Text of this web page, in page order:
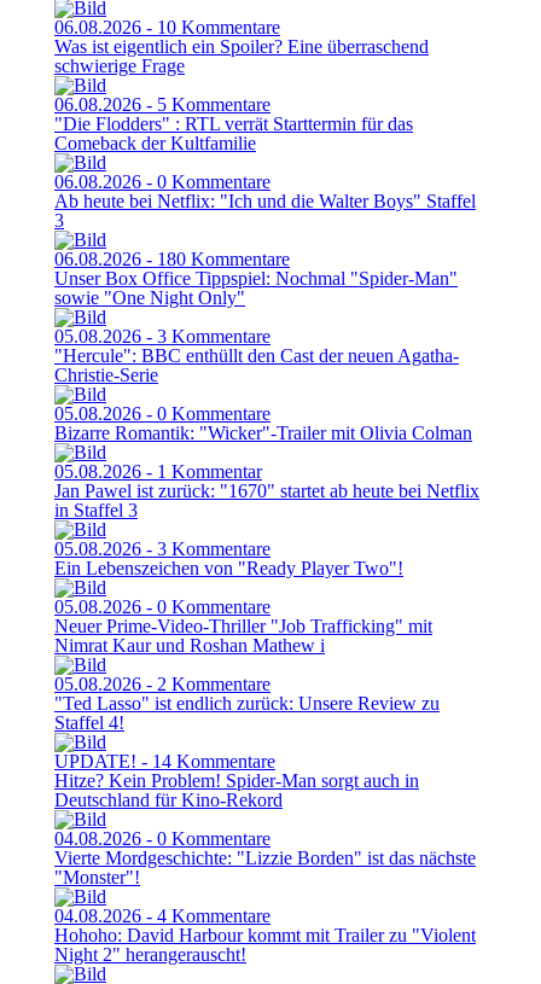
06.08.2026 - 10 Kommentare
Was ist eigentlich ein Spoiler? Eine überraschend
schwierige Frage
06.08.2026 - 5 Kommentare
"Die Flodders" : RTL verrät Starttermin für das
Comeback der Kultfamilie
06.08.2026 - 0 Kommentare
Ab heute bei Netflix: "Ich und die Walter Boys" Staffel
3
06.08.2026 - 180 Kommentare
Unser Box Office Tippspiel: Nochmal "Spider-Man"
sowie "One Night Only"
05.08.2026 - 3 Kommentare
"Hercule": BBC enthüllt den Cast der neuen Agatha-
Christie-Serie
05.08.2026 - 0 Kommentare
Bizarre Romantik: "Wicker"-Trailer mit Olivia Colman
05.08.2026 - 1 Kommentar
Jan Pawel ist zurück: "1670" startet ab heute bei Netflix
in Staffel 3
05.08.2026 - 3 Kommentare
Ein Lebenszeichen von "Ready Player Two"!
05.08.2026 - 0 Kommentare
Neuer Prime-Video-Thriller "Job Trafficking" mit
Nimrat Kaur und Roshan Mathew i
05.08.2026 - 2 Kommentare
"Ted Lasso" ist endlich zurück: Unsere Review zu
Staffel 4!
UPDATE! - 14 Kommentare
Hitze? Kein Problem! Spider-Man sorgt auch in
Deutschland für Kino-Rekord
04.08.2026 - 0 Kommentare
Vierte Mordgeschichte: "Lizzie Borden" ist das nächste
"Monster"!
04.08.2026 - 4 Kommentare
Hohoho: David Harbour kommt mit Trailer zu "Violent
Night 2" herangerauscht!